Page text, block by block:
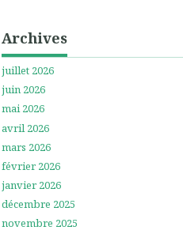
Archives
juillet 2026
juin 2026
mai 2026
avril 2026
mars 2026
février 2026
janvier 2026
décembre 2025
novembre 2025